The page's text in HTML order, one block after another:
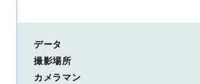
データ
撮影場所
カメラマン